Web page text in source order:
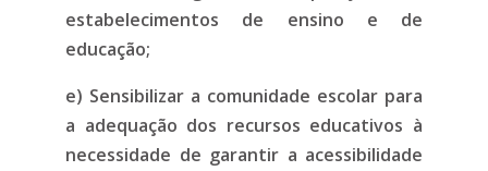
estabelecimentos de ensino e de
educação;
e) Sensibilizar a comunidade escolar para
a adequação dos recursos educativos à
necessidade de garantir a acessibilidade